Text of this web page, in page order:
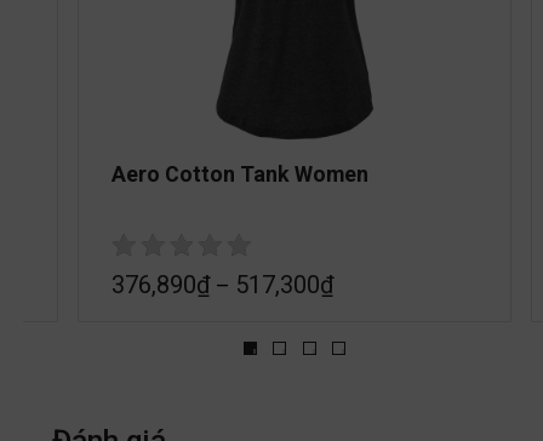
Aero Cotton Tank Women
376,890₫– 517,300₫